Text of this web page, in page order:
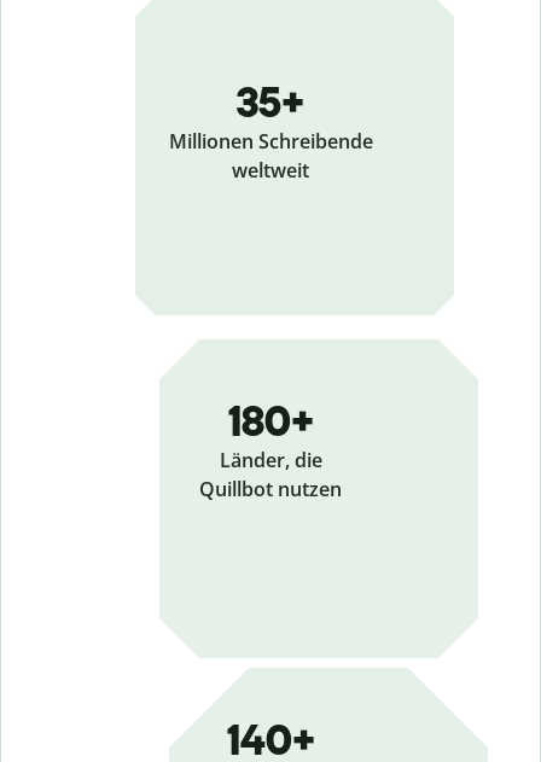
35+
Millionen Schreibende
weltweit
180+
Länder, die
Quillbot nutzen
140+